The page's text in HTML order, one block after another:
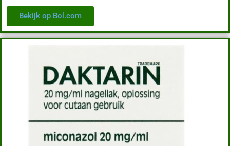
Bekijk op Bol.com